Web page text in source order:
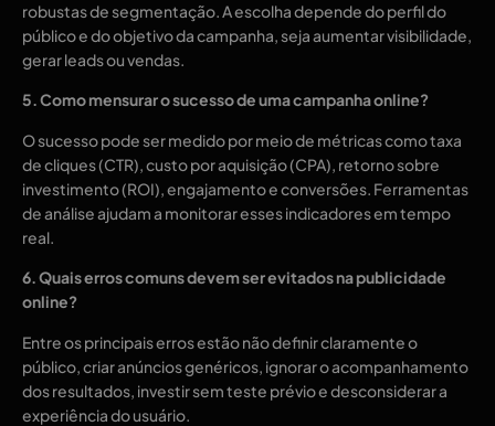
robustas de segmentação. A escolha depende do perfil do
público e do objetivo da campanha, seja aumentar visibilidade,
gerar leads ou vendas.
5. Como mensurar o sucesso de uma campanha online?
O sucesso pode ser medido por meio de métricas como taxa
de cliques (CTR), custo por aquisição (CPA), retorno sobre
investimento (ROI), engajamento e conversões. Ferramentas
de análise ajudam a monitorar esses indicadores em tempo
real.
6. Quais erros comuns devem ser evitados na publicidade
online?
Entre os principais erros estão não definir claramente o
público, criar anúncios genéricos, ignorar o acompanhamento
dos resultados, investir sem teste prévio e desconsiderar a
experiência do usuário.